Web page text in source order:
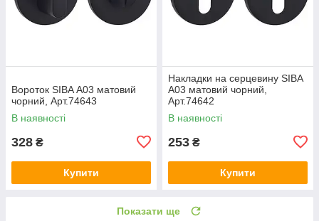
Вороток SIBA А03 матовий
чорний, Арт.74643
В наявності
328 ₴
Купити
Накладки на серцевину SIBA
А03 матовий чорний,
Арт.74642
В наявності
253 ₴
Купити
Показати ще